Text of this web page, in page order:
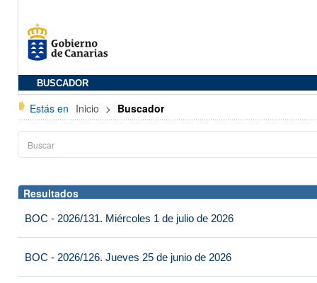
BUSCADOR
Estás en Inicio > Buscador
Resultados
BOC - 2026/131. Miércoles 1 de julio de 2026
BOC - 2026/126. Jueves 25 de junio de 2026